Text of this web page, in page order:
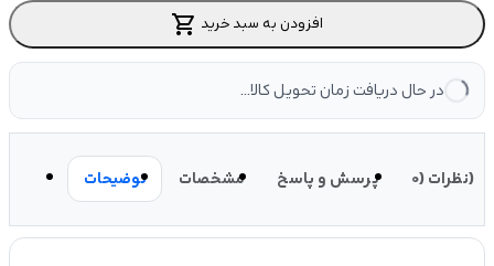
shopping_cart افزودن به سبد خرید
در حال دریافت زمان تحویل کالا...
توضیحات مشخصات پرسش و پاسخ نظرات (0)